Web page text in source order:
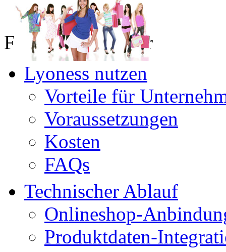
Für Online Partner
Lyoness nutzen
Vorteile für
Voraussetzungen
Kosten
FAQs
Technischer Ablauf
Onlineshop-
Produktdaten-